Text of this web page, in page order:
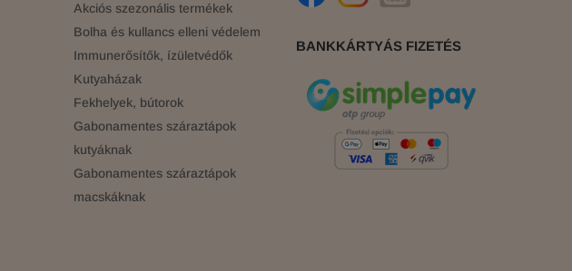
Akciós szezonális termékek
Bolha és kullancs elleni védelem
Immunerősítők, ízületvédők
Kutyaházak
Fekhelyek, bútorok
Gabonamentes száraztápok
kutyáknak
Gabonamentes száraztápok
macskáknak
BANKKÁRTYÁS FIZETÉS